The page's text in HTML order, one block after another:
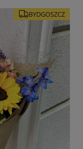
BYDGOSZCZ